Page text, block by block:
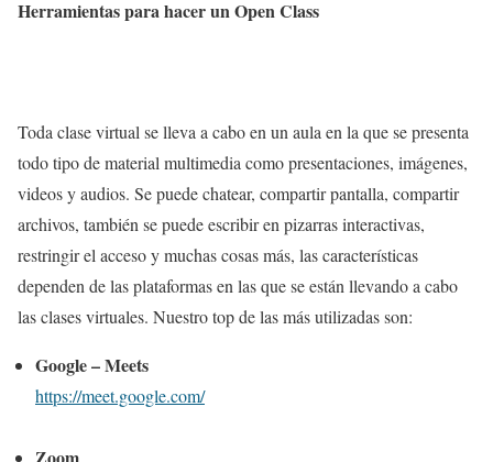
Herramientas para hacer un Open Class
Toda clase virtual se lleva a cabo en un aula en la que se presenta
todo tipo de material multimedia como presentaciones, imágenes,
videos y audios. Se puede chatear, compartir pantalla, compartir
archivos, también se puede escribir en pizarras interactivas,
restringir el acceso y muchas cosas más, las características
dependen de las plataformas en las que se están llevando a cabo
las clases virtuales. Nuestro top de las más utilizadas son:
Google – Meets
https://meet.google.com/